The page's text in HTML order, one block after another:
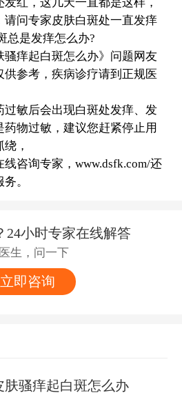
问专家皮肤白斑处一直发痒
总是发痒怎么办?
痒起白斑怎么办》问题网友
参考，疾病诊疗请到正规医
过敏后会出现白斑处发痒、发
物过敏，建议您赶紧停止用
，
咨询专家，www.dsfk.com/还
。
24小时专家在线解答
生，问一下
立即咨询
肤骚痒起白斑怎么办